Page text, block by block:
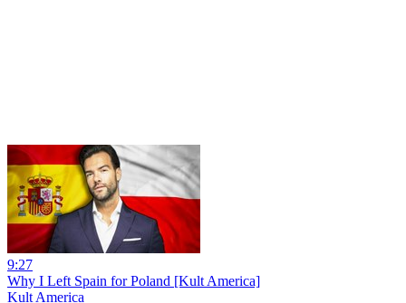
9:27
Why I Left Spain for Poland [Kult America]
Kult America